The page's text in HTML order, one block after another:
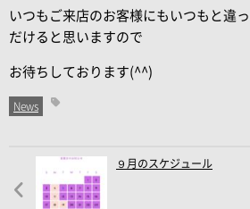
いつもご来店のお客様にもいつもと違
だけると思いますので
お待ちしております(^^)
News
９月のスケジュール